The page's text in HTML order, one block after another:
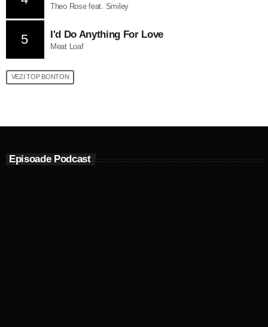
Theo Rose feat. Smiley
5 I'd Do Anything For Love
Meat Loaf
VEZI TOP BONTON
Episoade Podcast